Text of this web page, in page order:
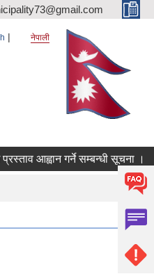
नेपाली
आह्वान गर्ने सम्बन्धी सूचना ।